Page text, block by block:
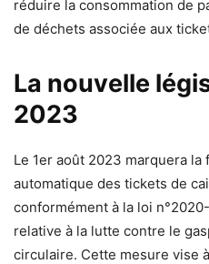
réduire la consommation de
de déchets associée aux
La nouvelle
2023
Le 1er août 2023 marquera la
automatique des tickets de
conformément à la loi
relative à la lutte contre le
circulaire. Cette mesure vise